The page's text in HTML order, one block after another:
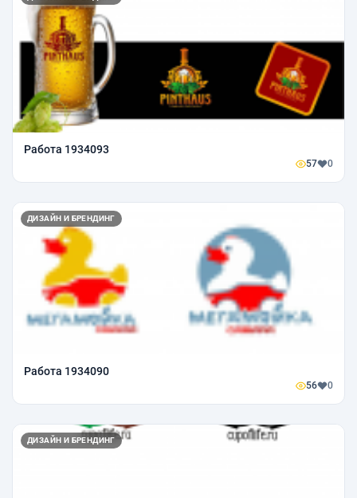
Работа 1934093
57 0
ДИЗАЙН И БРЕНДИНГ
Работа 1934090
56 0
ДИЗАЙН И БРЕНДИНГ